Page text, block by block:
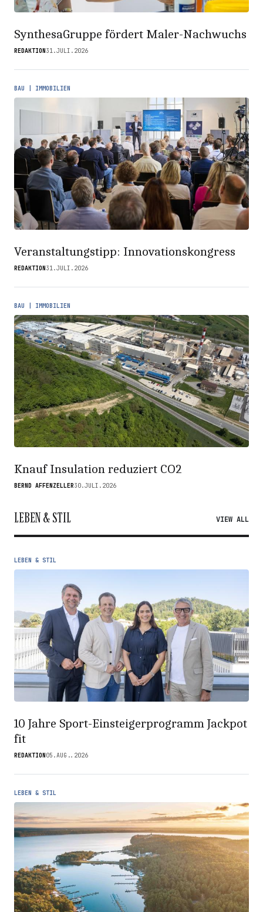
SynthesaGruppe fördert Maler-Nachwuchs
REDAKTION31.JULI.2026
BAU | IMMOBILIEN
Veranstaltungstipp: Innovationskongress
REDAKTION31.JULI.2026
BAU | IMMOBILIEN
Knauf Insulation reduziert CO2
BERND AFFENZELLER30.JULI.2026
LEBEN & STIL VIEW ALL
LEBEN & STIL
10 Jahre Sport-Einsteigerprogramm Jackpot
fit
REDAKTION05.AUG..2026
LEBEN & STIL